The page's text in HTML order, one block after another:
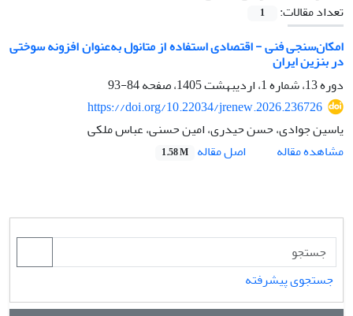
تعداد مقالات:
1
امکان‌سنجی فنی - اقتصادی استفاده از متانول به‌عنوان افزونه سوختی
در بنزین ایران
دوره 13، شماره 1، اردیبهشت 1405، صفحه
84-93
https://doi.org/10.22034/jrenew.2026.236726
یاسین جوادی، حسن حیدری، امین حسنی، عباس ملکی
مشاهده مقاله
اصل مقاله 1.58 M
جستجوی پیشرفته